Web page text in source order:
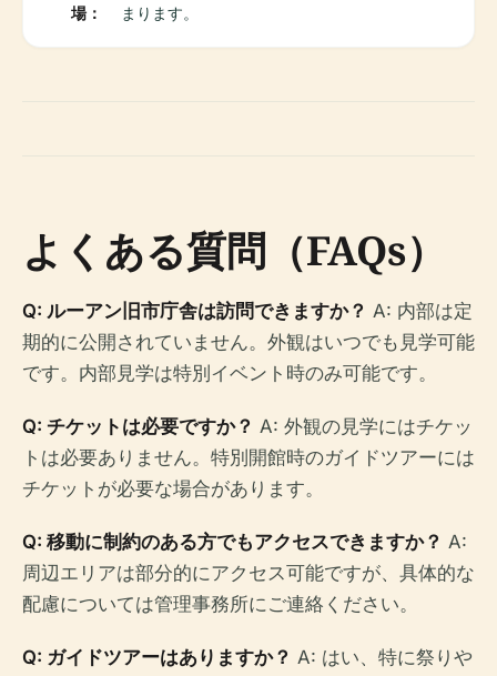
場：
まります。
よくある質問（FAQs）
Q: ルーアン旧市庁舎は訪問できますか？ A: 内部は定
期的に公開されていません。外観はいつでも見学可能
です。内部見学は特別イベント時のみ可能です。
Q: チケットは必要ですか？ A: 外観の見学にはチケッ
トは必要ありません。特別開館時のガイドツアーには
チケットが必要な場合があります。
Q: 移動に制約のある方でもアクセスできますか？ A:
周辺エリアは部分的にアクセス可能ですが、具体的な
配慮については管理事務所にご連絡ください。
Q: ガイドツアーはありますか？ A: はい、特に祭りや